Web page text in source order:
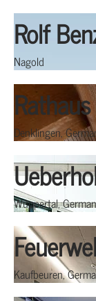
Rolf
Nagold
Denklingen,
Wuppertal,
Kaufbeuren,